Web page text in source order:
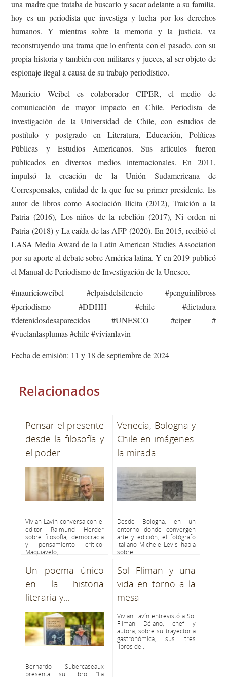
una madre que trataba de buscarlo y sacar adelante a su familia,
hoy es un periodista que investiga y lucha por los derechos
humanos. Y mientras sobre la memoria y la justicia, va
reconstruyendo una trama que lo enfrenta con el pasado, con su
propia historia y también con militares y jueces, al ser objeto de
espionaje ilegal a causa de su trabajo periodístico.
Mauricio Weibel es colaborador CIPER, el medio de
comunicación de mayor impacto en Chile. Periodista de
investigación de la Universidad de Chile, con estudios de
postítulo y postgrado en Literatura, Educación, Políticas
Públicas y Estudios Americanos. Sus artículos fueron
publicados en diversos medios internacionales. En 2011,
impulsó la creación de la Unión Sudamericana de
Corresponsales, entidad de la que fue su primer presidente. Es
autor de libros como Asociación Ilícita (2012), Traición a la
Patria (2016), Los niños de la rebelión (2017), Ni orden ni
Patria (2018) y La caída de las AFP (2020). En 2015, recibió el
LASA Media Award de la Latin American Studies Association
por su aporte al debate sobre América latina. Y en 2019 publicó
el Manual de Periodismo de Investigación de la Unesco.
#mauricioweibel #elpaisdelsilencio #penguinlibross
#periodismo #DDHH #chile #dictadura
#detenidosdesaparecidos #UNESCO #ciper #
#vuelanlasplumas #chile #vivianlavin
Fecha de emisión: 11 y 18 de septiembre de 2024
Relacionados
Pensar el presente
desde la filosofía y
el poder
Vivian Lavín conversa con el
editor Raimund Herder
sobre filosofía, democracia
y pensamiento crítico.
Maquiavelo,...
Venecia, Bologna y
Chile en imágenes:
la mirada...
Desde Bologna, en un
entorno donde convergen
arte y edición, el fotógrafo
italiano Michele Levis habla
sobre...
Un poema único
en la historia
literaria y...
Bernardo Subercaseaux
presenta su libro "La
Sol Fliman y una
vida en torno a la
mesa
Vivian Lavín entrevistó a Sol
Fliman Délano, chef y
autora, sobre su trayectoria
gastronómica, sus tres
libros de...